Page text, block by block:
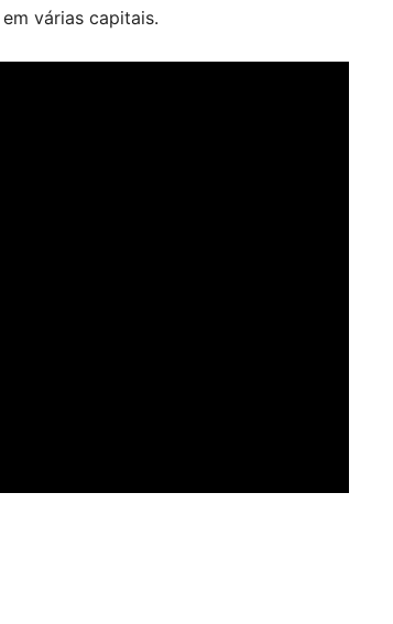
várias capitais.